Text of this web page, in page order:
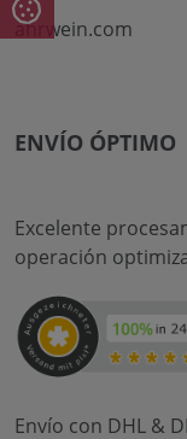
ahrwein.com
ENVÍO ÓPTIMO
Excelente
operación
Envío con DHL &